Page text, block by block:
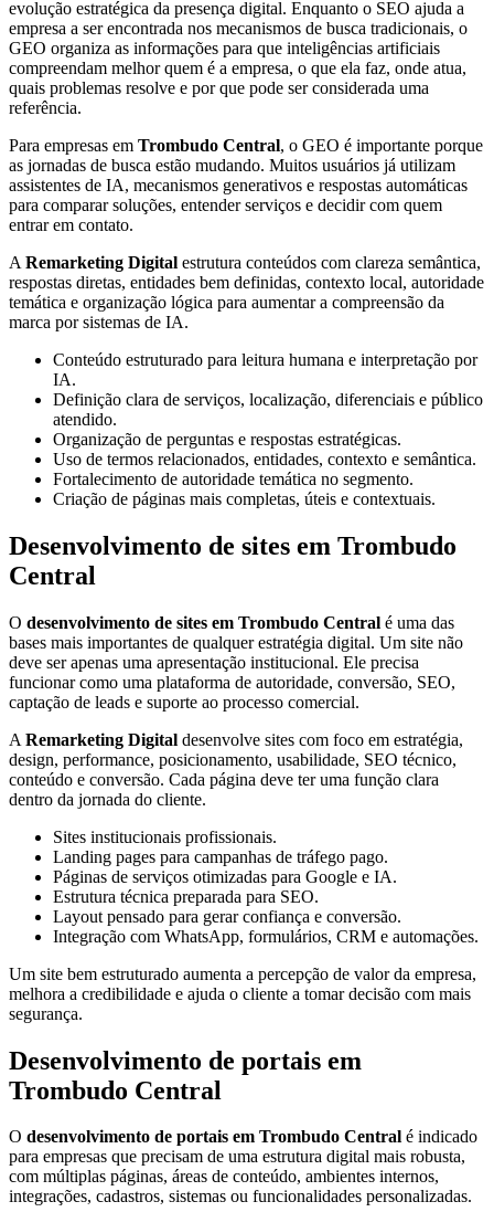
evolução estratégica da presença digital. Enquanto o SEO ajuda a
empresa a ser encontrada nos mecanismos de busca tradicionais, o
GEO organiza as informações para que inteligências artificiais
compreendam melhor quem é a empresa, o que ela faz, onde atua,
quais problemas resolve e por que pode ser considerada uma
referência.
Para empresas em Trombudo Central, o GEO é importante porque
as jornadas de busca estão mudando. Muitos usuários já utilizam
assistentes de IA, mecanismos generativos e respostas automáticas
para comparar soluções, entender serviços e decidir com quem
entrar em contato.
A Remarketing Digital estrutura conteúdos com clareza semântica,
respostas diretas, entidades bem definidas, contexto local, autoridade
temática e organização lógica para aumentar a compreensão da
marca por sistemas de IA.
Conteúdo estruturado para leitura humana e interpretação por
IA.
Definição clara de serviços, localização, diferenciais e público
atendido.
Organização de perguntas e respostas estratégicas.
Uso de termos relacionados, entidades, contexto e semântica.
Fortalecimento de autoridade temática no segmento.
Criação de páginas mais completas, úteis e contextuais.
Desenvolvimento de sites em Trombudo
Central
O desenvolvimento de sites em Trombudo Central é uma das
bases mais importantes de qualquer estratégia digital. Um site não
deve ser apenas uma apresentação institucional. Ele precisa
funcionar como uma plataforma de autoridade, conversão, SEO,
captação de leads e suporte ao processo comercial.
A Remarketing Digital desenvolve sites com foco em estratégia,
design, performance, posicionamento, usabilidade, SEO técnico,
conteúdo e conversão. Cada página deve ter uma função clara
dentro da jornada do cliente.
Sites institucionais profissionais.
Landing pages para campanhas de tráfego pago.
Páginas de serviços otimizadas para Google e IA.
Estrutura técnica preparada para SEO.
Layout pensado para gerar confiança e conversão.
Integração com WhatsApp, formulários, CRM e automações.
Um site bem estruturado aumenta a percepção de valor da empresa,
melhora a credibilidade e ajuda o cliente a tomar decisão com mais
segurança.
Desenvolvimento de portais em
Trombudo Central
O desenvolvimento de portais em Trombudo Central é indicado
para empresas que precisam de uma estrutura digital mais robusta,
com múltiplas páginas, áreas de conteúdo, ambientes internos,
integrações, cadastros, sistemas ou funcionalidades personalizadas.